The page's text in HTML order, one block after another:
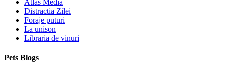
Atlas Media
Distractia Zilei
Foraje puturi
La unison
Libraria de vinuri
Pets Blogs